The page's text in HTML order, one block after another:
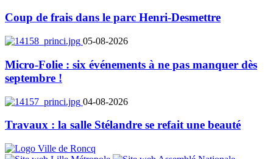
Coup de frais dans le parc Henri-Desmettre
05-08-2026
Micro-Folie : six événements à ne pas manquer dès
septembre !
04-08-2026
Travaux : la salle Stélandre se refait une beauté